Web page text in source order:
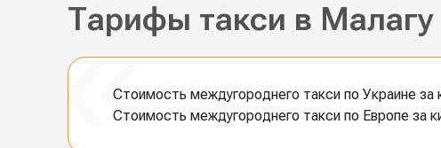
Тарифы такси в Малагу
Стоимость междугороднего такси по Украине за
Стоимость междугороднего такси по Европе за